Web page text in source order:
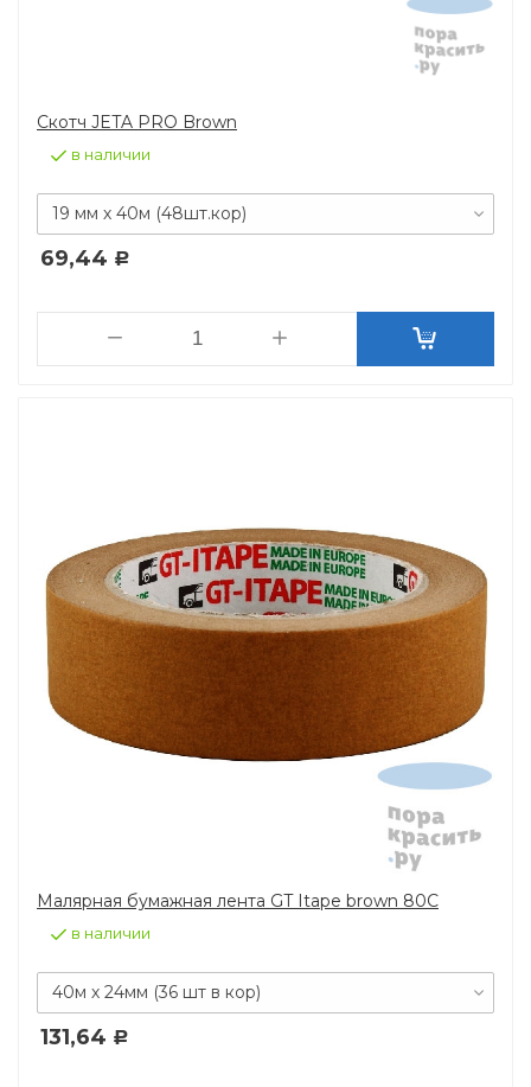
Скотч JETA PRO Brown
в наличии
19 мм х 40м (48шт.кор)
69,44 Р
Малярная бумажная лента GT Itape brown 80C
в наличии
40м х 24мм (36 шт в кор)
131,64 Р